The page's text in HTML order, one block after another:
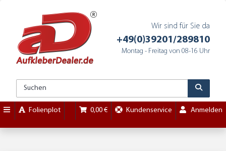
Wir sind für Sie da
+49(0)39201/289810
Montag - Freitag von 08-16 Uhr
Folienplot 0,00 € Kundenservice Anmelden